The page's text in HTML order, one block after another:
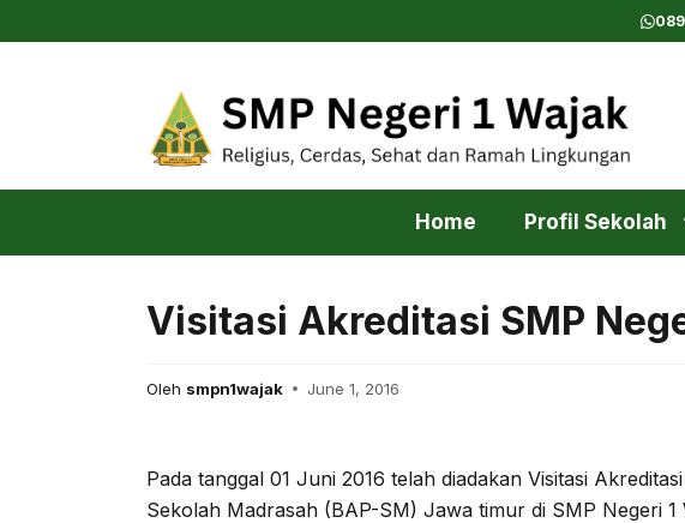
to
Home Profil Sekolah
Visitasi Akreditasi SMP
Oleh smpn1wajak June 1, 2016
Pada tanggal 01 Juni 2016 telah diadakan Visitasi
Sekolah Madrasah (BAP-SM) Jawa timur di SMP Negeri 1